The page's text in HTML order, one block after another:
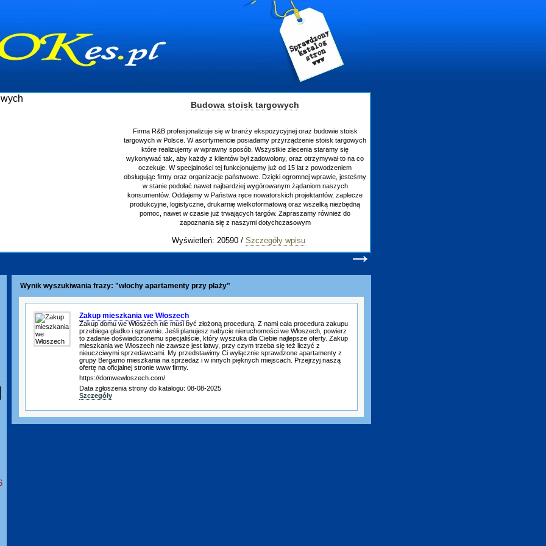
Budowa stoisk targowych
Firma R&B profesjonalizuje się w branży ekspozycyjnej oraz budowie stoisk
targowych w Polsce. W asortymencie posiadamy przyrządzenie stoisk targowych
które realizujemy w wprawny sposób. Wszystkie zlecenia staramy się
wykonywać tak, aby każdy z klientów był zadowolony, oraz otrzymywał to na co
oczekuje. W specjalności tej funkcjonujemy już od 15 lat z powodzeniem
obsługując firmy oraz organizacje państwowe. Dzięki ogromnej wprawie, jesteśmy
w stanie podołać nawet najbardziej wygórowanym żądaniom naszych
konsumentów. Oddajemy w Państwa ręce nowatorskich projektantów, zaplecze
produkcyjne, logistyczne, drukarnię wielkoformatową oraz wszelką niezbędną
pomoc, nawet w czasie już trwających targów. Zapraszamy również do
zapoznania się z naszymi dotychczasowym
Wyświetleń: 20590 / Szczegóły wpisu
→
Wynik wyszukiwania frazy: "włochy apartamenty przy plaży"
Zakup mieszkania we Włoszech
Zakup domu we Włoszech nie musi być złożoną procedurą. Z nami cała procedura zakupu
przebiega gładko i sprawnie. Jeśli planujesz nabycie nieruchomości we Włoszech, powierz
to zadanie doświadczonemu specjaliście, który wyszuka dla Ciebie najlepsze oferty. Zakup
mieszkania we Włoszech nie zawsze jest łatwy, przy czym trzeba się też liczyć z
nieuczciwymi sprzedawcami. My przedstawimy Ci wyłącznie sprawdzone apartamenty z
grupy Bergamo mieszkania na sprzedaż i w innych pięknych miejscach. Przejrzyj naszą
ofertę na oficjalnej stronie www firmy.
https://domwewloszech.com/
Data zgłoszenia strony do katalogu: 08-08-2025
Szczegóły